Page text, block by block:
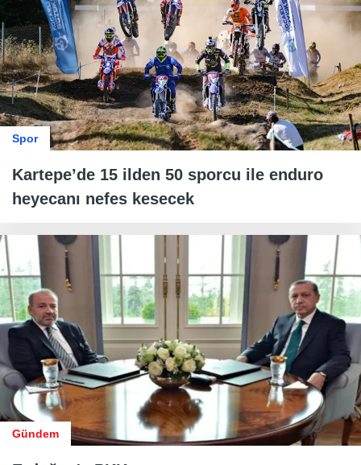
Spor
Kartepe’de 15 ilden 50 sporcu ile enduro
heyecanı nefes kesecek
Gündem